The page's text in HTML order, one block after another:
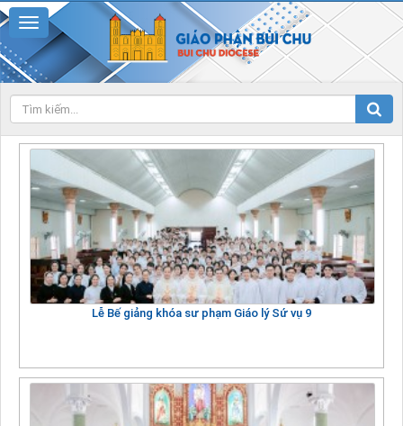
Lễ Bế giảng khóa sư phạm Giáo lý Sứ vụ 9